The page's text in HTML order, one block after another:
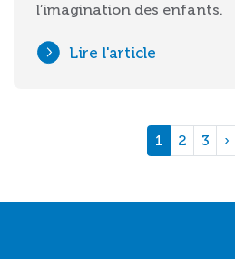
l’imagination des enfants.
Lire l'article
Page
1 Page
2 Page
3 ›